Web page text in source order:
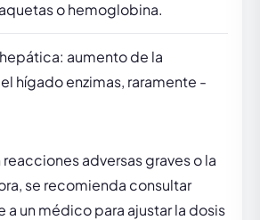
o hemoglobina.
aumento de la
hígado enzimas, raramente -
adversas graves o la
se recomienda consultar
un médico para ajustar la dosis